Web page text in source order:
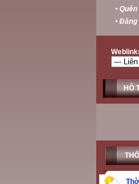
•
•
HỖ